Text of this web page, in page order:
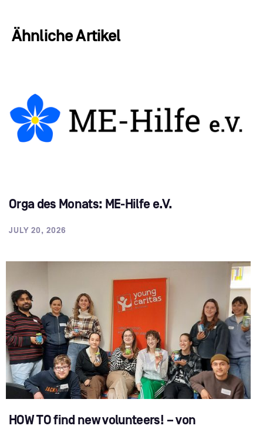
Ähnliche Artikel
Orga des Monats: ME-Hilfe e.V.
JULY 20, 2026
HOW TO find new volunteers! – von